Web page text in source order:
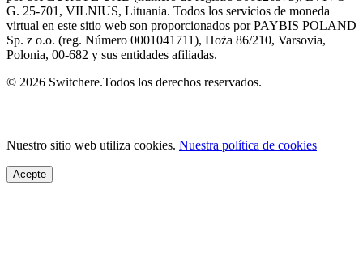
G. 25-701, VILNIUS, Lituania. Todos los servicios de moneda
virtual en este sitio web son proporcionados por PAYBIS POLAND
Sp. z o.o. (reg. Número 0001041711), Hoża 86/210, Varsovia,
Polonia, 00-682 y sus entidades afiliadas.
© 2026 Switchere.Todos los derechos reservados.
Nuestro sitio web utiliza cookies. Nuestra política de cookies
Acepte